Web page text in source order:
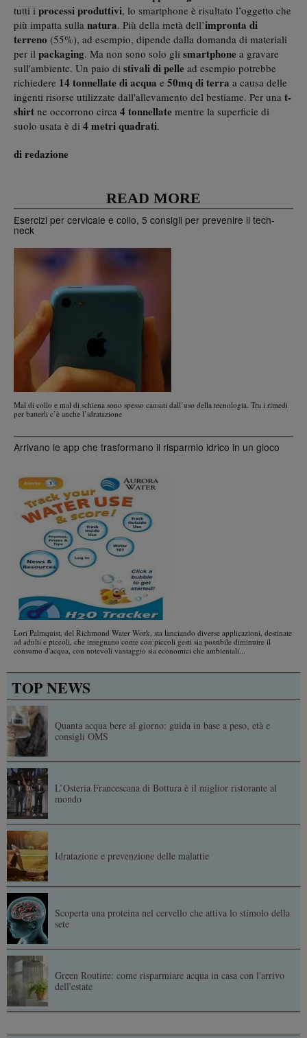
tutti i processi produttivi, lo smartphone è risultato l’oggetto che
più impatta sulla natura. Più della metà dell’impronta di
terreno (55%), ad esempio, dipende dalla domanda di materiali
per il packaging. Ma non sono solo gli smartphone a gravare
sull'ambiente. Un paio di stivali di pelle ad esempio potrebbe
richiedere 14 tonnellate di acqua e 50mq di terra a causa delle
ingenti risorse utilizzate dall'allevamento del bestiame. Per una t-
shirt ne occorrono circa 4 tonnellate mentre la superficie di
suolo usata è di 4 metri quadrati.
di redazione
READ MORE
Esercizi per cervicale e collo, 5 consigli per prevenire il tech-
neck
Mal di collo e mal di schiena sono spesso causati dall’uso della tecnologia. Tra i rimedi
per batterli c’è anche l’idratazione
Arrivano le app che trasformano il risparmio idrico in un gioco
Lori Palmquist, del Richmond Water Work, sta lanciando diverse applicazioni, destinate
ad adulti e piccoli, che insegnano come con piccoli gesti sia possibile diminuire il
consumo d'acqua, con notevoli vantaggio sia economici che ambientali...
TOP NEWS
Quanta acqua bere al giorno: guida in base a peso, età e
consigli OMS
L’Osteria Francescana di Bottura è il miglior ristorante al
mondo
Idratazione e prevenzione delle malattie
Scoperta una proteina nel cervello che attiva lo stimolo della
sete
Green Routine: come risparmiare acqua in casa con l'arrivo
dell'estate